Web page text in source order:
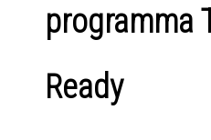
programma
Ready